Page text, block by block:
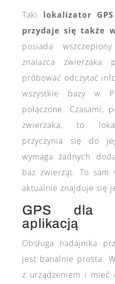
Taki lokalizator
przydaje się także
posiada
znalazca
próbować odczytać
wszystkie bazy w
połączone. Czasami,
zwierzaka, to
przyczynia się do
wymaga żadnych
baz zwierząt. To sam
aktualnie znajduje się
GPS dla
aplikacją
Obsługa nadajnika
jest banalnie prosta.
z urządzeniem i mieć